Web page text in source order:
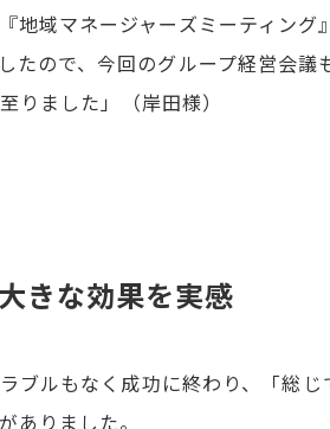
地域マネージャーズミーティン
たので、今回のグループ経営会
りました」（岸田様）
きな効果を実感
ルもなく成功に終わり、「総じ
がありました。